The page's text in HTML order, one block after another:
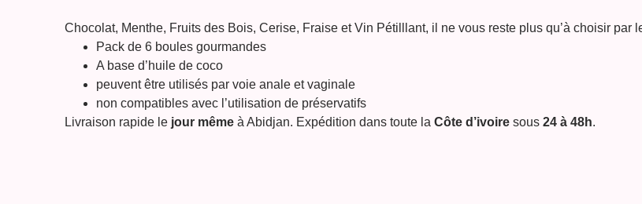
Chocolat, Menthe, Fruits des Bois, Cerise, Fraise et Vin Pétilllant, il ne vous reste plus qu’à choisir par
Pack de 6 boules gourmandes
A base d’huile de coco
peuvent être utilisés par voie anale et vaginale
non compatibles avec l’utilisation de préservatifs
Livraison rapide le jour même à Abidjan. Expédition dans toute la Côte d’ivoire sous 24 à 48h.